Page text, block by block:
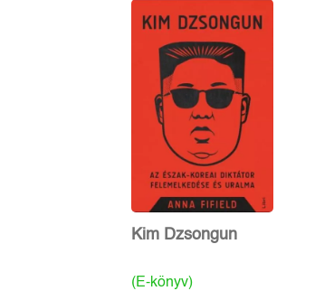
Kim Dzsongun
(E-könyv)